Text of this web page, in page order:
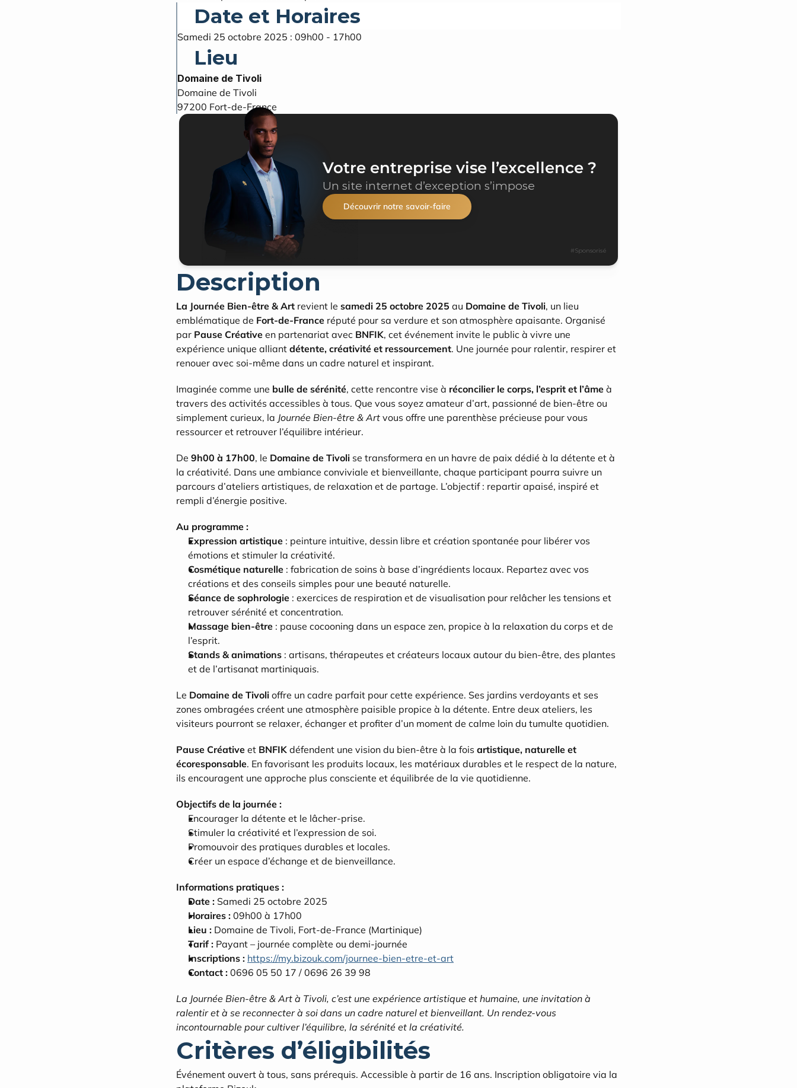
Date et Horaires
Samedi 25 octobre 2025 : 09h00 - 17h00
Lieu
Domaine de Tivoli
97200 Fort-de-France
Votre entreprise vise l’excellence ?
Un site internet d’exception s’impose
Découvrir notre savoir-faire
#Sponsorisé
Description
La Journée Bien-être & Art revient le samedi 25 octobre 2025 au Domaine de Tivoli, un lieu
emblématique de Fort-de-France réputé pour sa verdure et son atmosphère apaisante. Organisé
par Pause Créative en partenariat avec BNFIK, cet événement invite le public à vivre une
expérience unique alliant détente, créativité et ressourcement. Une journée pour ralentir, respirer et
renouer avec soi-même dans un cadre naturel et inspirant.
Imaginée comme une bulle de sérénité, cette rencontre vise à réconcilier le corps, l’esprit et l’âme à
travers des activités accessibles à tous. Que vous soyez amateur d’art, passionné de bien-être ou
simplement curieux, la Journée Bien-être & Art vous offre une parenthèse précieuse pour vous
ressourcer et retrouver l’équilibre intérieur.
De 9h00 à 17h00, le Domaine de Tivoli se transformera en un havre de paix dédié à la détente et à
la créativité. Dans une ambiance conviviale et bienveillante, chaque participant pourra suivre un
parcours d’ateliers artistiques, de relaxation et de partage. L’objectif : repartir apaisé, inspiré et
rempli d’énergie positive.
Au programme :
Expression artistique : peinture intuitive, dessin libre et création spontanée pour libérer vos
émotions et stimuler la créativité.
Cosmétique naturelle : fabrication de soins à base d’ingrédients locaux. Repartez avec vos
créations et des conseils simples pour une beauté naturelle.
Séance de sophrologie : exercices de respiration et de visualisation pour relâcher les tensions et
retrouver sérénité et concentration.
Massage bien-être : pause cocooning dans un espace zen, propice à la relaxation du corps et de
l’esprit.
Stands & animations : artisans, thérapeutes et créateurs locaux autour du bien-être, des plantes
et de l’artisanat martiniquais.
Le Domaine de Tivoli offre un cadre parfait pour cette expérience. Ses jardins verdoyants et ses
zones ombragées créent une atmosphère paisible propice à la détente. Entre deux ateliers, les
visiteurs pourront se relaxer, échanger et profiter d’un moment de calme loin du tumulte quotidien.
Pause Créative et BNFIK défendent une vision du bien-être à la fois artistique, naturelle et
écoresponsable. En favorisant les produits locaux, les matériaux durables et le respect de la nature,
ils encouragent une approche plus consciente et équilibrée de la vie quotidienne.
Objectifs de la journée :
Encourager la détente et le lâcher-prise.
Stimuler la créativité et l’expression de soi.
Promouvoir des pratiques durables et locales.
Créer un espace d’échange et de bienveillance.
Informations pratiques :
Date : Samedi 25 octobre 2025
Horaires : 09h00 à 17h00
Lieu : Domaine de Tivoli, Fort-de-France (Martinique)
Tarif : Payant – journée complète ou demi-journée
Inscriptions : https://my.bizouk.com/journee-bien-etre-et-art
Contact : 0696 05 50 17 / 0696 26 39 98
La Journée Bien-être & Art à Tivoli, c’est une expérience artistique et humaine, une invitation à
ralentir et à se reconnecter à soi dans un cadre naturel et bienveillant. Un rendez-vous
incontournable pour cultiver l’équilibre, la sérénité et la créativité.
Critères d’éligibilités
Événement ouvert à tous, sans prérequis. Accessible à partir de 16 ans. Inscription obligatoire via la